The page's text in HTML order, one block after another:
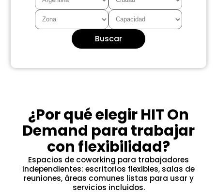
Buscar
¿Por qué elegir HIT On
Demand para trabajar
con flexibilidad?
Espacios de coworking para trabajadores
independientes: escritorios flexibles, salas de
reuniones, áreas comunes listas para usar y
servicios incluidos.